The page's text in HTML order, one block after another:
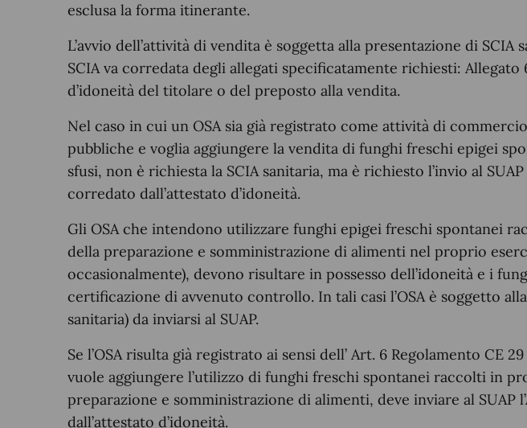
esclusa la forma itinerante.
L’avvio dell’attività di vendita è soggetta alla presentazione di SCIA
SCIA va corredata degli allegati specificatamente richiesti: Allegato
d’idoneità del titolare o del preposto alla vendita.
Nel caso in cui un OSA sia già registrato come attività di
pubbliche e voglia aggiungere la vendita di funghi freschi epigei
sfusi, non è richiesta la SCIA sanitaria, ma è richiesto l’invio al SUAP
corredato dall’attestato d’idoneità.
Gli OSA che intendono utilizzare funghi epigei freschi spontanei
della preparazione e somministrazione di alimenti nel proprio
occasionalmente), devono risultare in possesso dell’idoneità e i
certificazione di avvenuto controllo. In tali casi l’OSA è soggetto
sanitaria) da inviarsi al SUAP.
Se l’OSA risulta già registrato ai sensi dell’ Art. 6 Regolamento CE
vuole aggiungere l’utilizzo di funghi freschi spontanei raccolti in
preparazione e somministrazione di alimenti, deve inviare al SUAP
dall’attestato d’idoneità.